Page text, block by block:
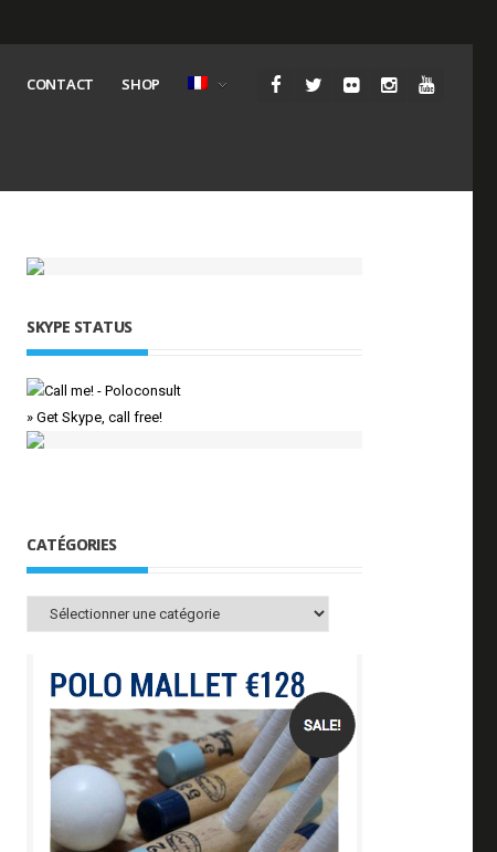
CONTACT SHOP
SKYPE STATUS
» Get Skype, call free!
CATÉGORIES
Catégories